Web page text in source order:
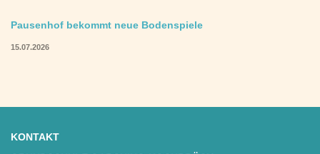
Pausenhof bekommt neue Bodenspiele
15.07.2026
KONTAKT